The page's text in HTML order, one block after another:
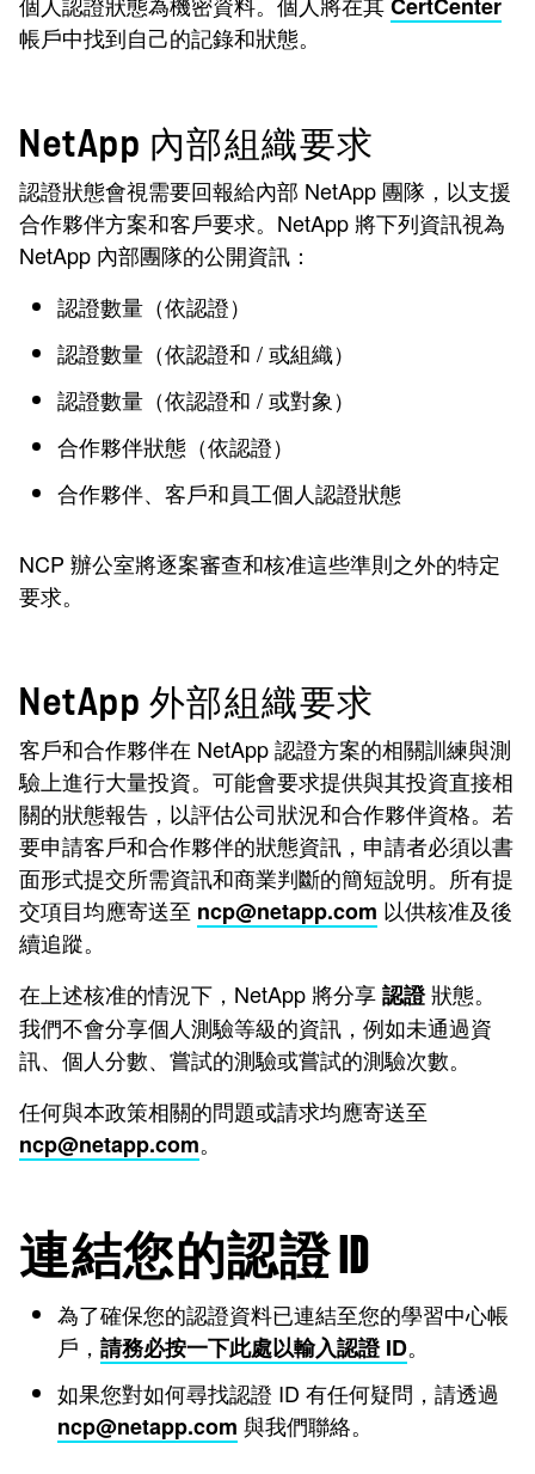
帳戶中找到自己的記錄和狀態。
NetApp 內部組織要求
認證狀態會視需要回報給內部 NetApp 團隊，以支援
合作夥伴方案和客戶要求。NetApp 將下列資訊視為
NetApp 內部團隊的公開資訊：
認證數量（依認證）
認證數量（依認證和 / 或組織）
認證數量（依認證和 / 或對象）
合作夥伴狀態（依認證）
合作夥伴、客戶和員工個人認證狀態
NCP 辦公室將逐案審查和核准這些準則之外的特定
要求。
NetApp 外部組織要求
客戶和合作夥伴在 NetApp 認證方案的相關訓練與測
驗上進行大量投資。可能會要求提供與其投資直接相
關的狀態報告，以評估公司狀況和合作夥伴資格。若
要申請客戶和合作夥伴的狀態資訊，申請者必須以書
面形式提交所需資訊和商業判斷的簡短說明。所有提
交項目均應寄送至 ncp@netapp.com 以供核准及後
續追蹤。
在上述核准的情況下，NetApp 將分享認證狀態。
我們不會分享個人測驗等級的資訊，例如未通過資
訊、個人分數、嘗試的測驗或嘗試的測驗次數。
任何與本政策相關的問題或請求均應寄送至
ncp@netapp.com。
連結您的認證 ID
為了確保您的認證資料已連結至您的學習中心帳
戶， 請務必按一下此處以輸入認證 ID。
如果您對如何尋找認證 ID 有任何疑問，請透過
ncp@netapp.com 與我們聯絡。